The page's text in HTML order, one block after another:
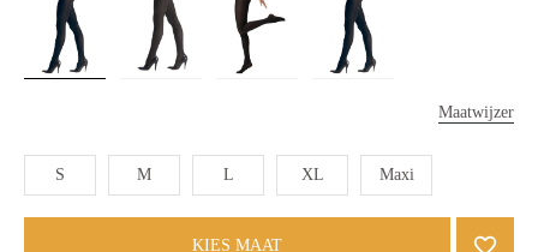
Maatwijzer
S M L XL Maxi
KIES MAAT